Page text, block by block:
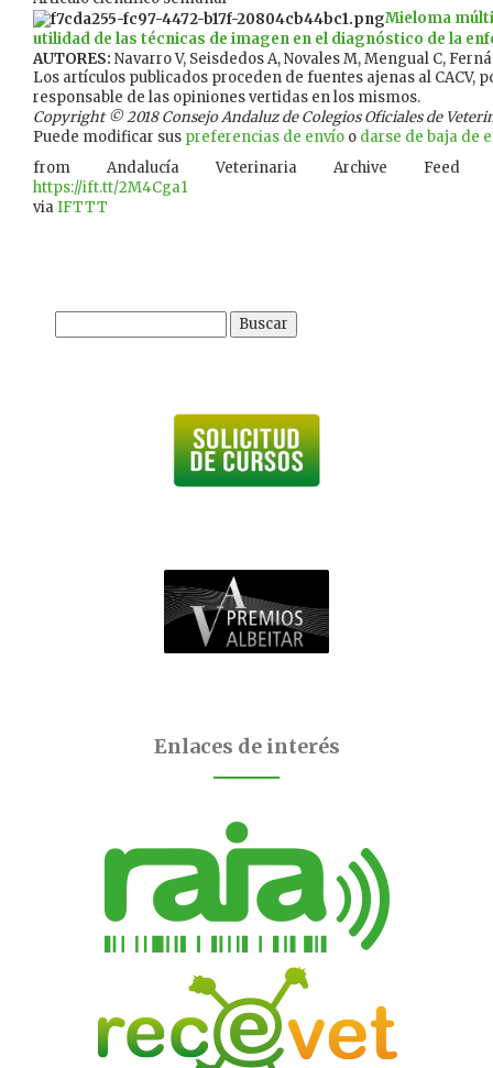
Mieloma
utilidad de las técnicas de imagen en el diagnóstico de la
AUTORES: Navarro V, Seisdedos A, Novales M, Mengual C,
Los artículos publicados proceden de fuentes ajenas al CACV,
responsable de las opiniones vertidas en los mismos.
Copyright © 2018 Consejo Andaluz de Colegios Oficiales de
Puede modificar sus preferencias de envío o darse de baja de
from Andalucía Veterinaria Archive Feed
https://ift.tt/2M4Cga1
viaIFTTT
Buscar:
Enlaces de interés